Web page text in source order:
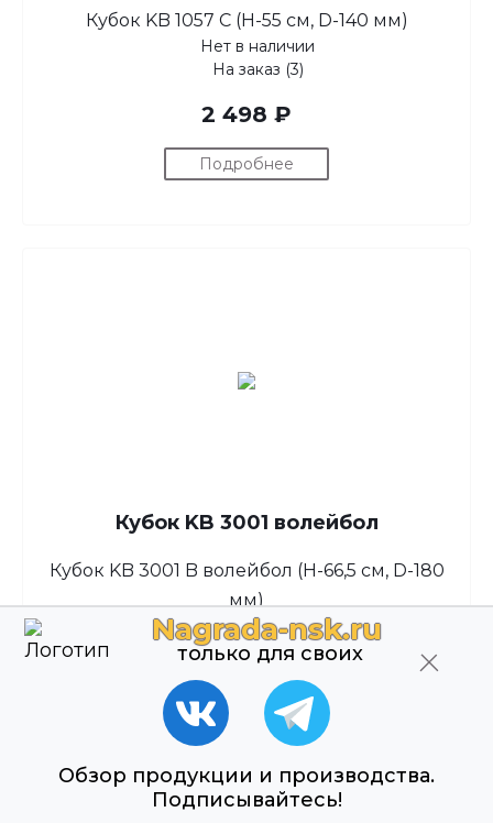
Кубок KB 1057 С (H-55 см, D-140 мм)
Нет в наличии
На заказ (3)
2 498 ₽
Подробнее
Кубок KB 3001 волейбол
Кубок KB 3001 B волейбол (H-66,5 см, D-180
мм)
Нет в наличии
На заказ (1)
5 036 ₽
Подробнее
Nagrada-nsk.ru
только для своих
Обзор продукции и производства.
Подписывайтесь!